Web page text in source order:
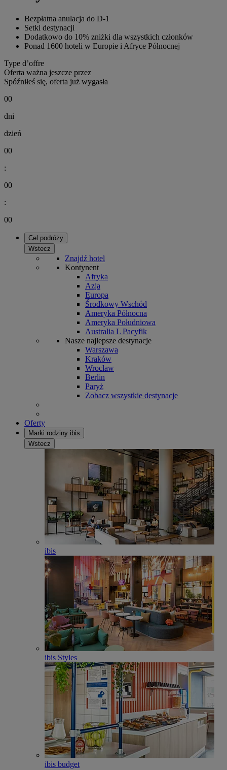
Bezpłatna anulacja do D-1
Setki destynacji
Dodatkowo do 10% zniżki dla wszystkich członków
Ponad 1600 hoteli w Europie i Afryce Północnej
Type d’offre
Oferta ważna jeszcze przez
Spóźniłeś się, oferta już wygasła
00
dni
dzień
00
:
00
:
00
Cel podróży
Wstecz
Znajdź hotel
Kontynent
Afryka
Azja
Europa
Środkowy Wschód
Ameryka Północna
Ameryka Południowa
Australia L Pacyfik
Nasze najlepsze destynacje
Warszawa
Kraków
Wrocław
Berlin
Paryż
Zobacz wszystkie destynacje
Oferty
Marki rodziny ibis
Wstecz
ibis
ibis Styles
ibis budget